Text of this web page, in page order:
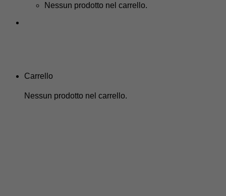
Nessun prodotto nel carrello.
Carrello
Nessun prodotto nel carrello.